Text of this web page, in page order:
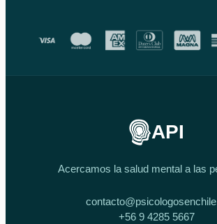
API
Acercamos la salud mental a las
+56 9 4285 5667